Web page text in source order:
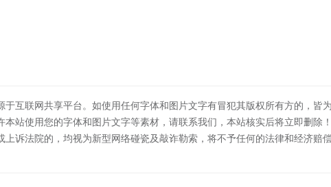
互联网共享平台。如使用任何字体和图片文字有冒犯其版权所有方的，皆
站使用您的字体和图片文字等素材，请联系我们，本站核实后将立即删除
诉法院的，均视为新型网络碰瓷及敲诈勒索，将不予任何的法律和经济赔